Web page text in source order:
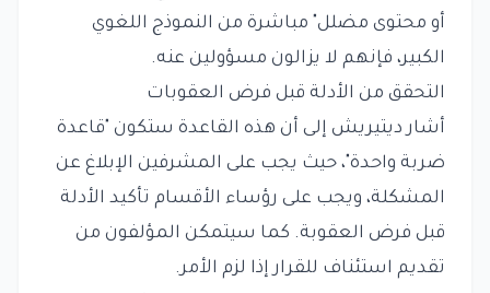
أو محتوى مضلل" مباشرة من النموذج اللغوي
الكبير، فإنهم لا يزالون مسؤولين عنه.
التحقق من الأدلة قبل فرض العقوبات
أشار ديتيريش إلى أن هذه القاعدة ستكون "قاعدة
ضربة واحدة"، حيث يجب على المشرفين الإبلاغ عن
المشكلة، ويجب على رؤساء الأقسام تأكيد الأدلة
قبل فرض العقوبة. كما سيتمكن المؤلفون من
تقديم استئناف للقرار إذا لزم الأمر.